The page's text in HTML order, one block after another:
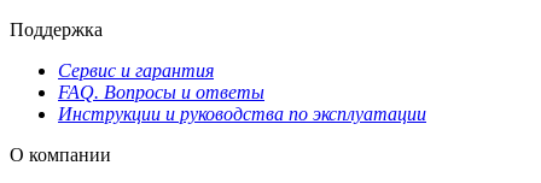
Поддержка
Сервис и гарантия
FAQ. Вопросы и ответы
Инструкции и руководства по эксплуатации
О компании